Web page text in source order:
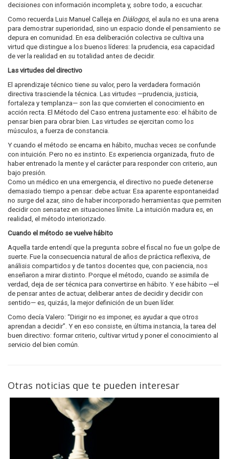
decisiones con información incompleta y, sobre todo, a escuchar.
Como recuerda Luis Manuel Calleja en Diálogos, el aula no es una arena
para demostrar superioridad, sino un espacio donde el pensamiento se
depura en comunidad. En esa deliberación colectiva se cultiva una
virtud que distingue a los buenos líderes: la prudencia, esa capacidad
de ver la realidad en su totalidad antes de decidir.
Las virtudes del directivo
El aprendizaje técnico tiene su valor, pero la verdadera formación
directiva trasciende la técnica. Las virtudes —prudencia, justicia,
fortaleza y templanza— son las que convierten el conocimiento en
acción recta. El Método del Caso entrena justamente eso: el hábito de
pensar bien para obrar bien. Las virtudes se ejercitan como los
músculos, a fuerza de constancia.
Y cuando el método se encarna en hábito, muchas veces se confunde
con intuición. Pero no es instinto. Es experiencia organizada, fruto de
haber entrenado la mente y el carácter para responder con criterio, aun
bajo presión.
Como un médico en una emergencia, el directivo no puede detenerse
demasiado tiempo a pensar: debe actuar. Esa aparente espontaneidad
no surge del azar, sino de haber incorporado herramientas que permiten
decidir con sensatez en situaciones límite. La intuición madura es, en
realidad, el método interiorizado.
Cuando el método se vuelve hábito
Aquella tarde entendí que la pregunta sobre el fiscal no fue un golpe de
suerte. Fue la consecuencia natural de años de práctica reflexiva, de
análisis compartidos y de tantos docentes que, con paciencia, nos
enseñaron a mirar distinto. Porque el método, cuando se asimila de
verdad, deja de ser técnica para convertirse en hábito. Y ese hábito —el
de pensar antes de actuar, deliberar antes de decidir y decidir con
sentido— es, quizás, la mejor definición de un buen líder.
Como decía Valero: “Dirigir no es imponer, es ayudar a que otros
aprendan a decidir”. Y en eso consiste, en última instancia, la tarea del
buen directivo: formar criterio, cultivar virtud y poner el conocimiento al
servicio del bien común.
Otras noticias que te pueden interesar